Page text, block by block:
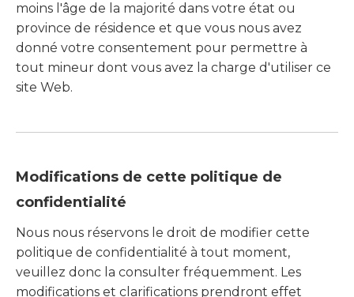
moins l'âge de la majorité dans votre état ou
province de résidence et que vous nous avez
donné votre consentement pour permettre à
tout mineur dont vous avez la charge d'utiliser ce
site Web.
Modifications de cette politique de
confidentialité
Nous nous réservons le droit de modifier cette
politique de confidentialité à tout moment,
veuillez donc la consulter fréquemment. Les
modifications et clarifications prendront effet